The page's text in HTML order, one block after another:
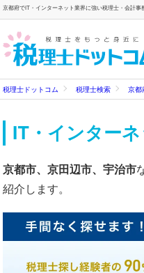
京都府でIT・インターネット業界に強い税理士・会計
税理士ドットコム 税理士検索 京都
IT・インターネ
京都市、京田辺市、宇治市
紹介します。